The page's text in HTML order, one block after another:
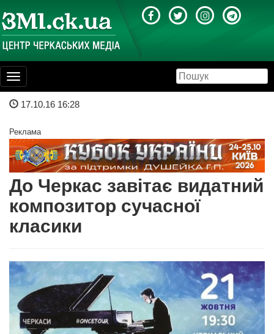
Toggle
navigation
17.10.16 16:28
Реклама
До Черкас завітає видатний
композитор сучасної
класики